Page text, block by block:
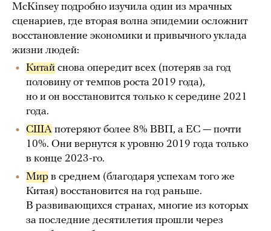
McKinsey подробно изучила один из мрачных
сценариев, где вторая волна эпидемии осложнит
восстановление экономики и привычного уклада
жизни людей:
Китай снова опередит всех (потеряв за год
половину от темпов роста 2019 года),
но и он восстановится только к середине 2021
года.
США потеряют более 8% ВВП, а ЕС — почти
10%. Они вернутся к уровню 2019 года только
в конце 2023-го.
Мир в среднем (благодаря успехам того же
Китая) восстановится на год раньше.
В развивающихся странах, многие из которых
за последние десятилетия прошли через